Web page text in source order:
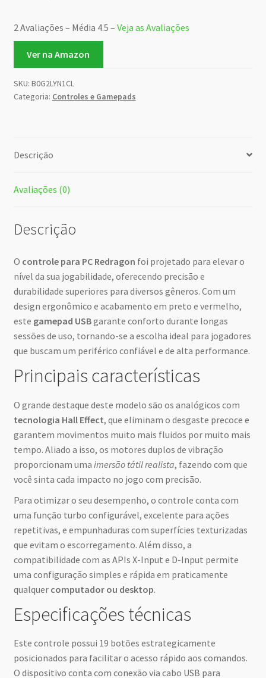
2 Avaliações – Média 4.5 – Veja as Avaliações
Ver na Amazon
SKU: B0G2LYN1CL
Categoria: Controles e Gamepads
Descrição
Avaliações (0)
Descrição
O controle para PC Redragon foi projetado para elevar o
nível da sua jogabilidade, oferecendo precisão e
durabilidade superiores para diversos gêneros. Com um
design ergonômico e acabamento em preto e vermelho,
este gamepad USBgarante conforto durante longas
sessões de uso, tornando-se a escolha ideal para jogadores
que buscam um periférico confiável e de alta performance.
Principais características
O grande destaque deste modelo são os analógicos com
tecnologia Hall Effect, que eliminam o desgaste precoce e
garantem movimentos muito mais fluidos por muito mais
tempo. Aliado a isso, os motores duplos de vibração
proporcionam uma imersão tátil realista, fazendo com que
você sinta cada impacto no jogo com precisão.
Para otimizar o seu desempenho, o controle conta com
uma função turbo configurável, excelente para ações
repetitivas, e empunhaduras com superfícies texturizadas
que evitam o escorregamento. Além disso, a
compatibilidade com as APIs X-Input e D-Input permite
uma configuração simples e rápida em praticamente
qualquer computador ou desktop.
Especificações técnicas
Este controle possui 19 botões estrategicamente
posicionados para facilitar o acesso rápido aos comandos.
O dispositivo conta com conexão via cabo USB para